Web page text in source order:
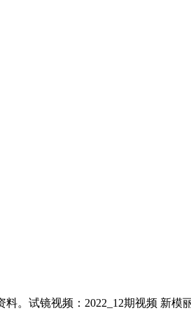
。试镜视频：2022_12期视频 新模